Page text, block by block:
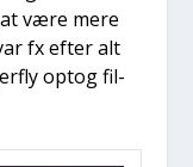
være mere
fx efter alt
optog fil­